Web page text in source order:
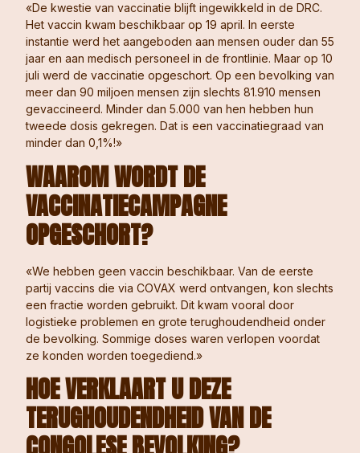
«De kwestie van vaccinatie blijft ingewikkeld in de DRC.
Het vaccin kwam beschikbaar op 19 april. In eerste
instantie werd het aangeboden aan mensen ouder dan 55
jaar en aan medisch personeel in de frontlinie. Maar op 10
juli werd de vaccinatie opgeschort. Op een bevolking van
meer dan 90 miljoen mensen zijn slechts 81.910 mensen
gevaccineerd. Minder dan 5.000 van hen hebben hun
tweede dosis gekregen. Dat is een vaccinatiegraad van
minder dan 0,1%!»
WAAROM WORDT DE
VACCINATIECAMPAGNE
OPGESCHORT?
«We hebben geen vaccin beschikbaar. Van de eerste
partij vaccins die via COVAX werd ontvangen, kon slechts
een fractie worden gebruikt. Dit kwam vooral door
logistieke problemen en grote terughoudendheid onder
de bevolking. Sommige doses waren verlopen voordat
ze konden worden toegediend.»
HOE VERKLAART U DEZE
TERUGHOUDENDHEID VAN DE